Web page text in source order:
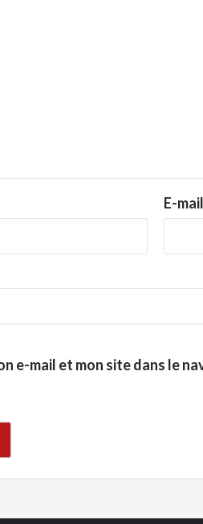
E-mail
e-mail et mon site dans le